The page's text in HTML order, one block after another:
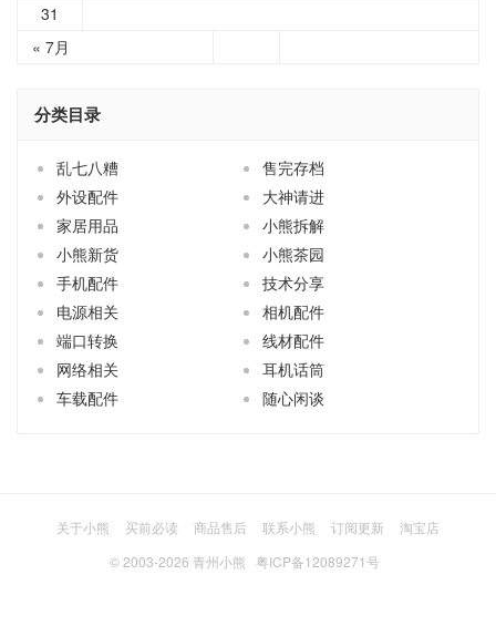
« 7月
31
分类目录
乱七八糟
售完存档
外设配件
大神请进
家居用品
小熊拆解
小熊新货
小熊茶园
手机配件
技术分享
电源相关
相机配件
端口转换
线材配件
网络相关
耳机话筒
车载配件
随心闲谈
关于小熊 买前必读 商品售后 联系小熊 订阅更新
淘宝店
© 2003-2026 青州小熊 粤ICP备12089271号